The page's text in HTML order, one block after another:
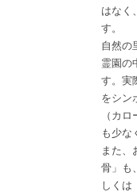
はなく
す。
自然の
霊園の
す。実
をシン
（カ
も少な
また、
骨」も
しくは